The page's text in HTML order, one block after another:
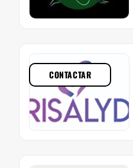
CONTACTAR